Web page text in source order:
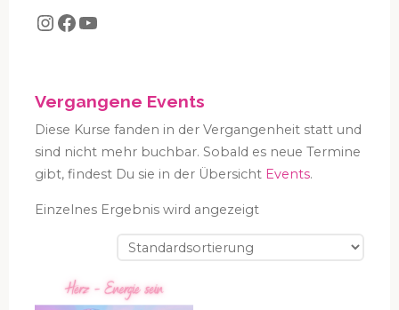
Vergangene Events
Diese Kurse fanden in der Vergangenheit statt und
sind nicht mehr buchbar. Sobald es neue Termine
gibt, findest Du sie in der Übersicht Events.
Einzelnes Ergebnis wird angezeigt